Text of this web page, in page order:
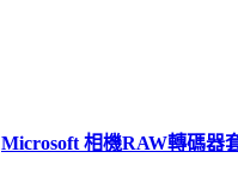
Microsoft 相機RAW轉碼器